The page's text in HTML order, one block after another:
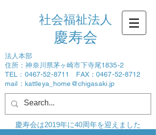
社会福祉法人
​慶寿会
法人本部
住所：神奈川県茅ヶ崎市下寺尾1835-2
TEL：0467-52-8711 FAX：0467-52-8712
mail： kattleya_home@chigasaki.jp
ログイン
慶寿会は2019年に40周年を迎えました